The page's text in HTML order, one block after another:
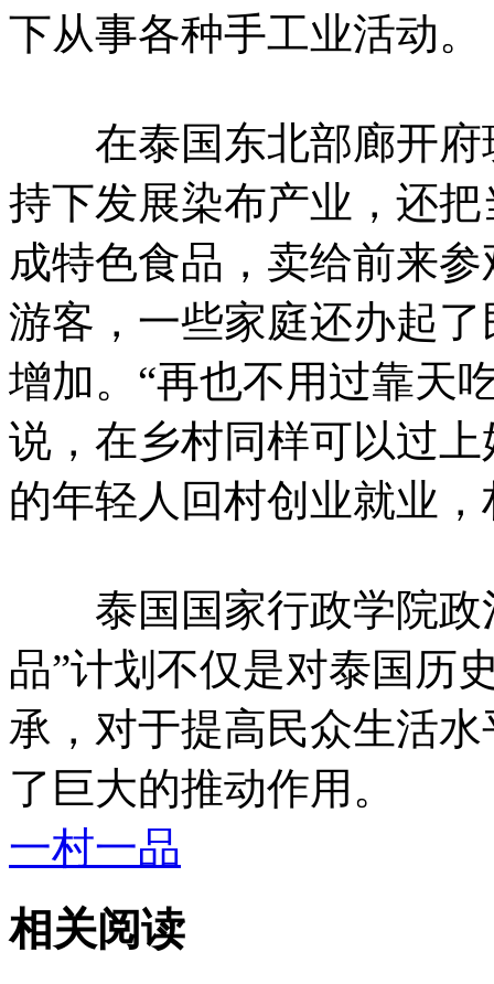
下从事各种手工业活动。
在泰国东北部廊开府
持下发展染布产业，还
成特色食品，卖给前来
游客，一些家庭还办起
增加。“再也不用过靠天
说，在乡村同样可以过
的年轻人回村创业就业
泰国国家行政学院政
品”计划不仅是对泰国历
承，对于提高民众生活
了巨大的推动作用。
一村一品
相关阅读